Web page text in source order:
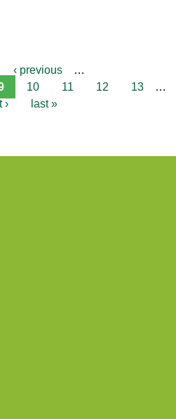
‹ previous
…
10 11 12 13
…
›
last »